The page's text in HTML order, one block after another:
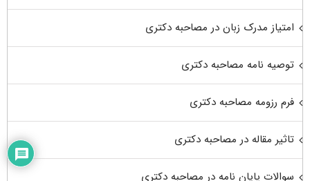
امتیاز مدرک زبان در مصاحبه دکتری
توصیه نامه مصاحبه دکتری
فرم رزومه مصاحبه دکتری
تاثیر مقاله در مصاحبه دکتری
سوالات پایان نامه در مصاحبه دکتری